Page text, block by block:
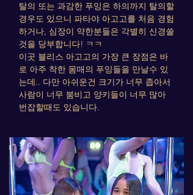
탈의 또는 과감한 푸잉은 하의까지 탈의할
경우도 있으니 파타야 아고고를 처음 경험
하거나, 심장이 약한분들은 각별히 신경쓸
것을 당부합니다! ㅋㅋ
​이곳 블리스 아고고의 가장 큰 장점은 바
로 아주 착한 몸매의 푸잉들을 만날수 있
는데.. 다만 아쉬운건 크기가 너무 좁아서
사람이 너무 붐비고 양키들이 너무 많아
번잡할때도 있습니다.